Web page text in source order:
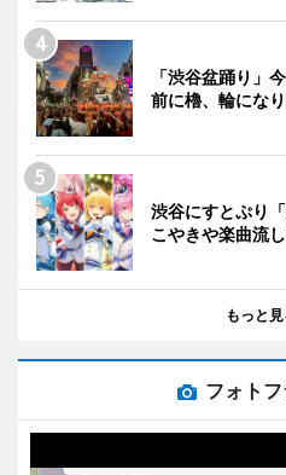
「渋谷盆踊り
前に櫓、輪にな
渋谷にすとぷり
こやきや楽曲流
もっと見
フォト